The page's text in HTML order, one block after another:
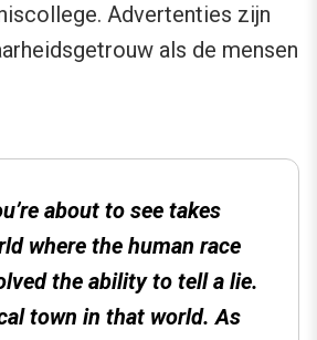
Advertenties zijn
als de mensen
about to see takes
where the human race
the ability to tell a lie.
town in that world. As